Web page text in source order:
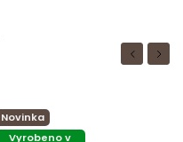
Previous
Next